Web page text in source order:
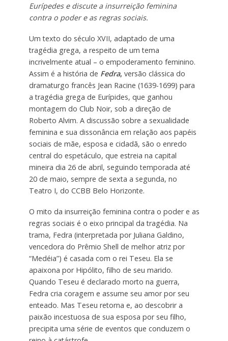
Eurípedes e discute a insurreição feminina
contra o poder e as regras sociais.
Um texto do século XVII, adaptado de uma
tragédia grega, a respeito de um tema
incrivelmente atual – o empoderamento feminino.
Assim é a história de Fedra, versão clássica do
dramaturgo francês Jean Racine (1639-1699) para
a tragédia grega de Eurípides, que ganhou
montagem do Club Noir, sob a direção de
Roberto Alvim. A discussão sobre a sexualidade
feminina e sua dissonância em relação aos papéis
sociais de mãe, esposa e cidadã, são o enredo
central do espetáculo, que estreia na capital
mineira dia 26 de abril, seguindo temporada até
20 de maio, sempre de sexta a segunda, no
Teatro I, do CCBB Belo Horizonte.
O mito da insurreição feminina contra o poder e as
regras sociais é o eixo principal da tragédia. Na
trama, Fedra (interpretada por Juliana Galdino,
vencedora do Prêmio Shell de melhor atriz por
“Medéia”) é casada com o rei Teseu. Ela se
apaixona por Hipólito, filho de seu marido.
Quando Teseu é declarado morto na guerra,
Fedra cria coragem e assume seu amor por seu
enteado. Mas Teseu retorna e, ao descobrir a
paixão incestuosa de sua esposa por seu filho,
precipita uma série de eventos que conduzem o